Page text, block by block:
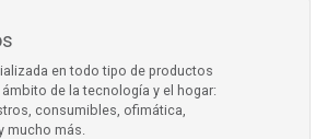
en todo tipo de productos
de la tecnología y el hogar:
consumibles, ofimática,
mucho más.